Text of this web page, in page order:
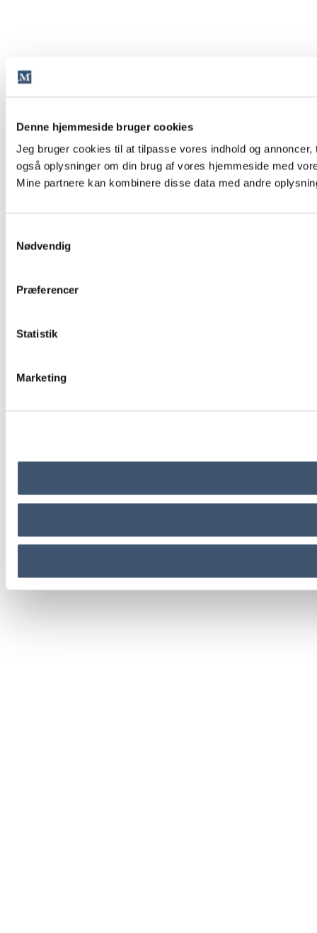
Denne hjemmeside bruger cookies
Jeg bruger cookies til at tilpasse vores indhold og
også oplysninger om din brug af vores hjemmeside med
Mine partnere kan kombinere disse data med andre
Nødvendig
Præferencer
Statistik
Marketing